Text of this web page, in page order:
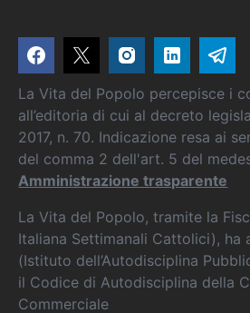
La Vita del Popolo percepisce i
all’editoria di cui al decreto
2017, n. 70. Indicazione resa ai
del comma 2 dell'art. 5 del
Amministrazione trasparente
La Vita del Popolo, tramite la
Italiana Settimanali Cattolici), ha
(Istituto dell’Autodisciplina
il Codice di Autodisciplina della
Commerciale